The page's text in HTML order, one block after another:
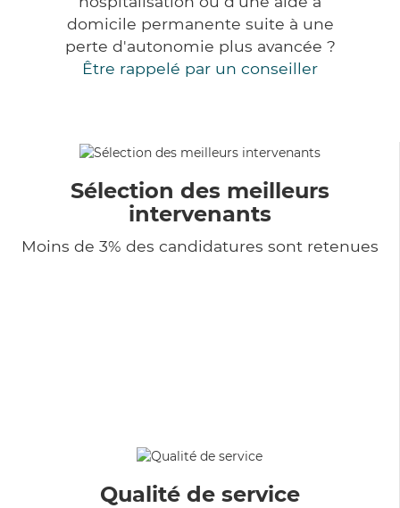
domicile permanente suite à une
perte d'autonomie plus avancée ?
Être rappelé par un conseiller
Sélection des meilleurs
intervenants
Moins de 3% des candidatures sont retenues
Qualité de service